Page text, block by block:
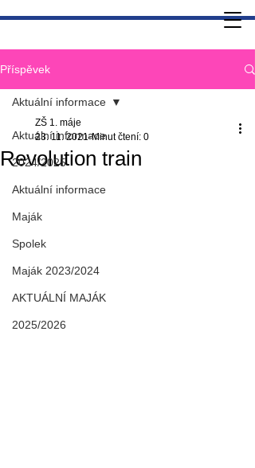
Příspěvek
Aktuální informace
2024/2025
Aktuální informace
Maják
Spolek
Maják 2023/2024
AKTUÁLNÍ MAJÁK
2025/2026
Aktuální informace
Revolution train
ZŠ 1. máje
23. 11. 2021 Minut čtení: 0